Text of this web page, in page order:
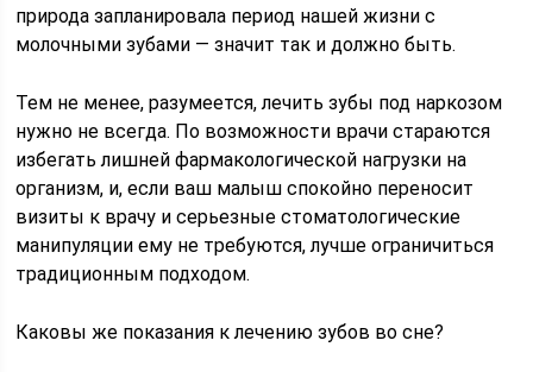
природа запланировала период нашей жизни с
молочными зубами — значит так и должно быть.
Тем не менее, разумеется, лечить зубы под наркозом
нужно не всегда. По возможности врачи стараются
избегать лишней фармакологической нагрузки на
организм, и, если ваш малыш спокойно переносит
визиты к врачу и серьезные стоматологические
манипуляции ему не требуются, лучше ограничиться
традиционным подходом.
Каковы же показания к лечению зубов во сне?